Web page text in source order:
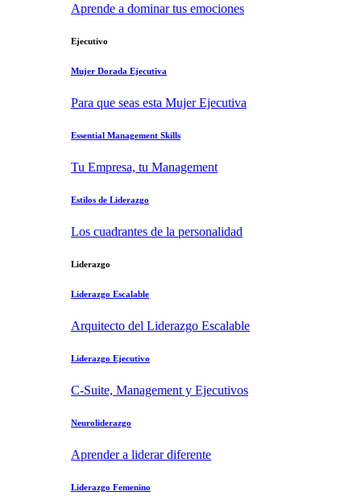
Aprende a dominar tus emociones
Ejecutivo
Mujer Dorada Ejecutiva
Para que seas esta Mujer Ejecutiva
Essential Management Skills
Tu Empresa, tu Management
Estilos de Liderazgo
Los cuadrantes de la personalidad
Liderazgo
Liderazgo Escalable
Arquitecto del Liderazgo Escalable
Liderazgo Ejecutivo
C-Suite, Management y Ejecutivos
Neuroliderazgo
Aprender a liderar diferente
Liderazgo Femenino